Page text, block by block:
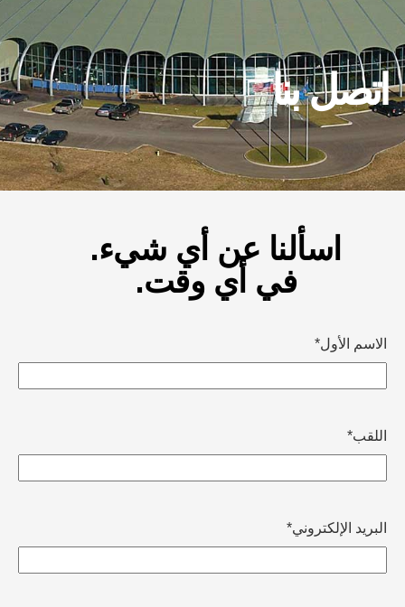
المتخصصون
نبذة عن الشركة
اتصل بنا
اسألنا عن أي شيء.
في أي وقت.
الاسم الأول*
اللقب*
البريد الإلكتروني*